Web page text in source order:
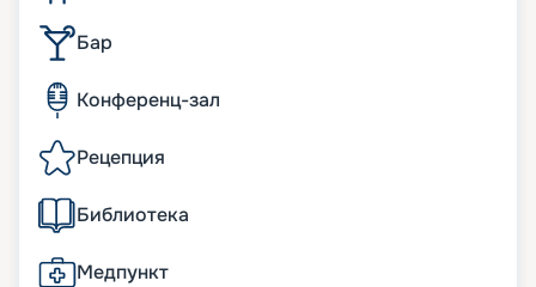
Бар
Конференц-зал
Рецепция
Библиотека
Медпункт